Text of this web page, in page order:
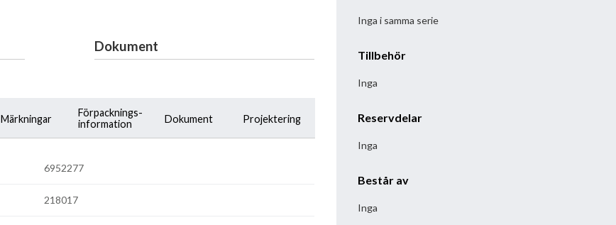
Dokument
Märkningar
Förpacknings-
information
Dokument Projektering
6952277
218017
Inga i samma serie
Tillbehör
Inga
Reservdelar
Inga
Består av
Inga